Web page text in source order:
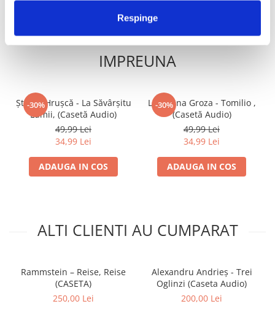
Respinge
FRECVENT CUMPARATE
IMPREUNA
-30%
Ștefan Hrușcă - La Săvârșitu
Lumii, (Casetă Audio)
49,99 Lei
34,99 Lei
ADAUGA IN COS
-30%
Loredana Groza - Tomilio ,
(Casetă Audio)
49,99 Lei
34,99 Lei
ADAUGA IN COS
ALTI CLIENTI AU CUMPARAT
Rammstein – Reise, Reise
(CASETA)
250,00 Lei
Alexandru Andrieș - Trei
Oglinzi (Caseta Audio)
200,00 Lei